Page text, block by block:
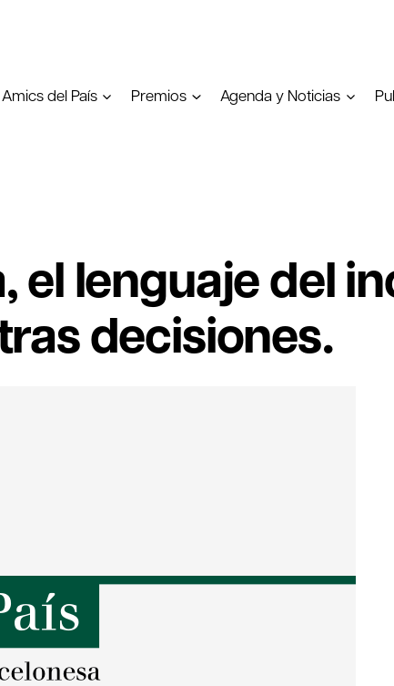
Amics del País Premios Agenda y Noticias
el lenguaje del
decisiones.